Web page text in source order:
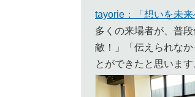
tayorie：「想いを未来
多くの来場者が、普
敵！」「伝えられな
とができたと思います